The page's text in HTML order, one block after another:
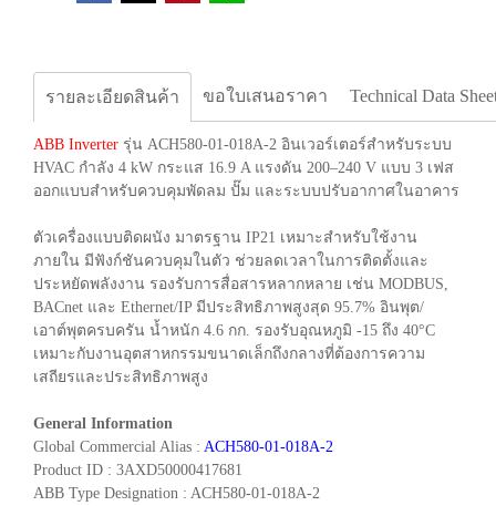
รายละเอียดสินค้า ขอใบเสนอราคา Technical Data
ABB Inverter รุ่น ACH580-01-018A-2 อินเวอร์เตอร์สำหรับระบบ
HVAC กำลัง 4 kW กระแส 16.9 A แรงดัน 200–240 V แบบ 3 เฟส
ออกแบบสำหรับควบคุมพัดลม ปั๊ม และระบบปรับอากาศในอาคาร
ตัวเครื่องแบบติดผนัง มาตรฐาน IP21 เหมาะสำหรับใช้งาน
ภายใน มีฟังก์ชันควบคุมในตัว ช่วยลดเวลาในการติดตั้งและ
ประหยัดพลังงาน รองรับการสื่อสารหลากหลาย เช่น MODBUS,
BACnet และ Ethernet/IP มีประสิทธิภาพสูงสุด 95.7% อินพุต/
เอาต์พุตครบครัน น้ำหนัก 4.6 กก. รองรับอุณหภูมิ -15 ถึง 40°C
เหมาะกับงานอุตสาหกรรมขนาดเล็กถึงกลางที่ต้องการความ
เสถียรและประสิทธิภาพสูง
General Information
Global Commercial Alias : ACH580-01-018A-2
Product ID : 3AXD50000417681
ABB Type Designation : ACH580-01-018A-2